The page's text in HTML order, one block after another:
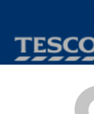
OGŁOSZENIA